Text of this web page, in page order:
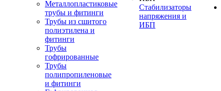
Металлопластиковые
трубы и фитинги
Трубы из сшитого
полиэтилена и
фитинги
Трубы
гофрированные
Трубы
полипропиленовые
и фитинги
Стабилизаторы
напряжения и
ИБП